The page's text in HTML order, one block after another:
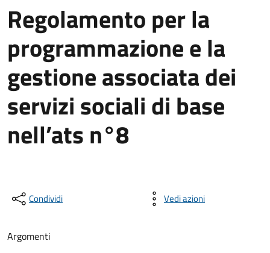
Regolamento per la
programmazione e la
gestione associata dei
servizi sociali di base
nell’ats n°8
Condividi Vedi azioni
Argomenti